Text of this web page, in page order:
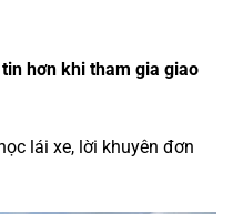
hơn khi tham gia giao
lái xe, lời khuyên đơn